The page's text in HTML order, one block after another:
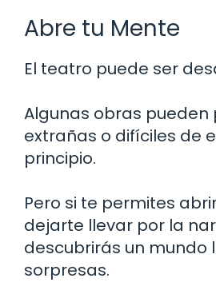
Abre tu Mente
El teatro puede ser
Algunas obras pueden
extrañas o difíciles de
principio.
Pero si te permites
dejarte llevar por la
descubrirás un mundo
sorpresas.